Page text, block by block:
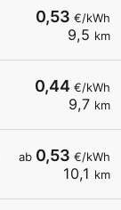
0,53 €/kWh
9,5 km
0,44 €/kWh
9,7 km
ab 0,53 €/kWh
10,1 km